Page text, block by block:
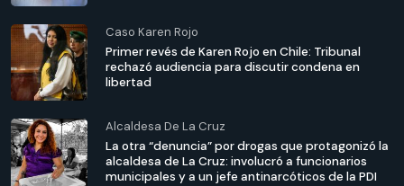
Caso Karen Rojo
Primer revés de Karen Rojo en Chile: Tribunal
rechazó audiencia para discutir condena en
libertad
Alcaldesa De La Cruz
La otra “denuncia” por drogas que protagonizó la
alcaldesa de La Cruz: involucró a funcionarios
municipales y a un jefe antinarcóticos de la PDI